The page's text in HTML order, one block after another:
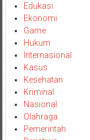
Edukasi
Ekonomi
Game
Hukum
Internasional
Kasus
Kesehatan
Kriminal
Nasional
Olahraga
Pemerintah